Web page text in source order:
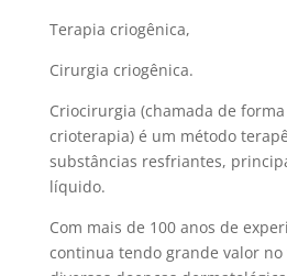
Terapia criogênica,
Cirurgia criogênica.
Criocirurgia (chamada de
crioterapia) é um método
substâncias resfriantes,
líquido.
Com mais de 100 anos de
continua tendo grande valor